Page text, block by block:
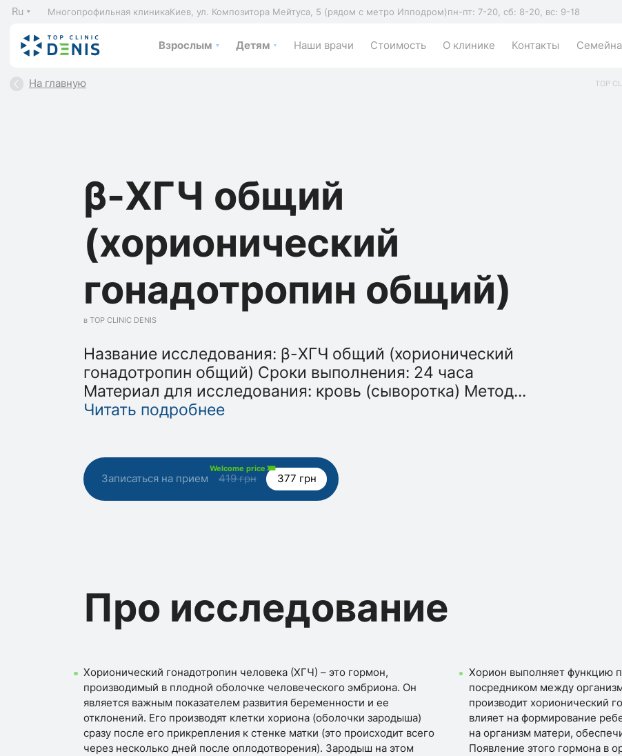
Ru Многопрофильная клиникаКиев, ул. Композитора Мейтуса, 5 (рядом с метро Ипподром)пн-пт: 7-20, сб: 8-20, вс: 9-18
Взрослым Детям Наши врачи Стоимость О клинике Контакты
На главную TOP
β-ХГЧ общий
(хорионический
гонадотропин общий)
в TOP CLINIC DENIS
Название исследования: β-ХГЧ общий (хорионический
гонадотропин общий) Сроки выполнения: 24 часа
Материал для исследования: кровь (сыворотка) Метод...
Читать подробнее
Записаться на прием
Welcome price
419 грн 377 грн
Про исследование
Хорионический гонадотропин человека (ХГЧ) – это гормон,
производимый в плодной оболочке человеческого эмбриона. Он
является важным показателем развития беременности и ее
отклонений. Его производят клетки хориона (оболочки зародыша)
сразу после его прикрепления к стенке матки (это происходит всего
через несколько дней после оплодотворения). Зародыш на этом
Хорион выполняет функцию
посредником между
производит хорионический
влияет на формирование
на организм матери,
Появление этого гормона в